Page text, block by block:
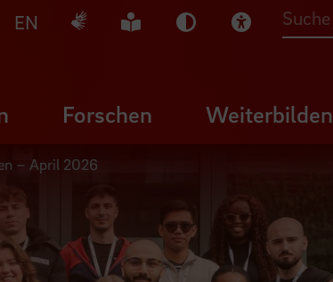
EN Deutsche Gebärdensprache
Leichte Sprache
Dunkel-Modus
Visuelle Hilfe
Forschen Weiterbilden
– April 2026